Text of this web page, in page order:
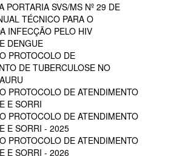
PORTARIA SVS/MS Nº 29 DE
TÉCNICO PARA O
INFECÇÃO PELO HIV
DENGUE
PROTOCOLO DE
DE TUBERCULOSE NO
PROTOCOLO DE ATENDIMENTO
E SORRI
PROTOCOLO DE ATENDIMENTO
E SORRI - 2025
PROTOCOLO DE ATENDIMENTO
E SORRI - 2026